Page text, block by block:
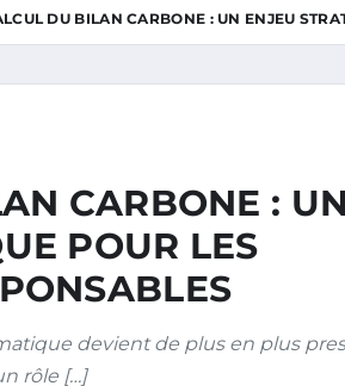
DU BILAN CARBONE : UN ENJEU
CARBONE : UN
POUR LES
devient de plus en plus
rôle […]